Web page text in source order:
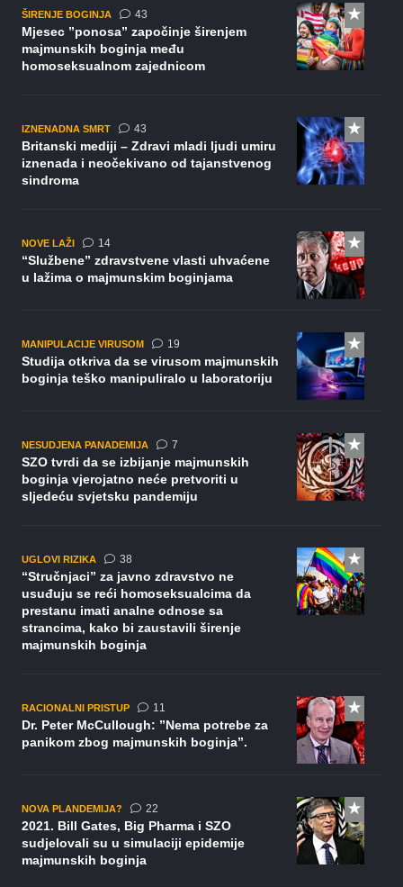
ŠIRENJE BOGINJA 43komentara
Mjesec ”ponosa” započinje širenjem
majmunskih boginja među
homoseksualnom zajednicom
IZNENADNA SMRT 43komentara
Britanski mediji – Zdravi mladi ljudi umiru
iznenada i neočekivano od tajanstvenog
sindroma
NOVE LAŽI 14komentara
“Službene” zdravstvene vlasti uhvaćene
u lažima o majmunskim boginjama
MANIPULACIJE VIRUSOM 19komentara
Studija otkriva da se virusom majmunskih
boginja teško manipuliralo u laboratoriju
NESUDJENA PANADEMIJA 7komentara
SZO tvrdi da se izbijanje majmunskih
boginja vjerojatno neće pretvoriti u
sljedeću svjetsku pandemiju
UGLOVI RIZIKA 38komentara
“Stručnjaci” za javno zdravstvo ne
usuđuju se reći homoseksualcima da
prestanu imati analne odnose sa
strancima, kako bi zaustavili širenje
majmunskih boginja
RACIONALNI PRISTUP 11
Dr. Peter McCullough: ”Nema potrebe za
panikom zbog majmunskih boginja”.
NOVA PLANDEMIJA? 22komentara
2021. Bill Gates, Big Pharma i SZO
sudjelovali su u simulaciji epidemije
majmunskih boginja